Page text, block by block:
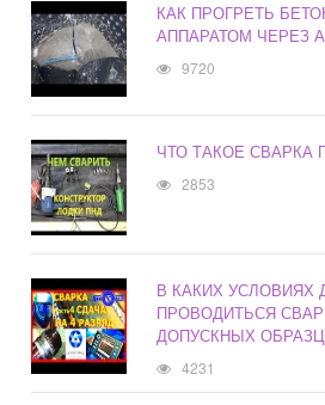
КАК ПРОГРЕТЬ
АППАРАТОМ ЧЕРЕЗ
9720
ЧТО ТАКОЕ СВАРКА
2853
В КАКИХ УСЛОВИЯХ
ПРОВОДИТЬСЯ
ДОПУСКНЫХ
4231